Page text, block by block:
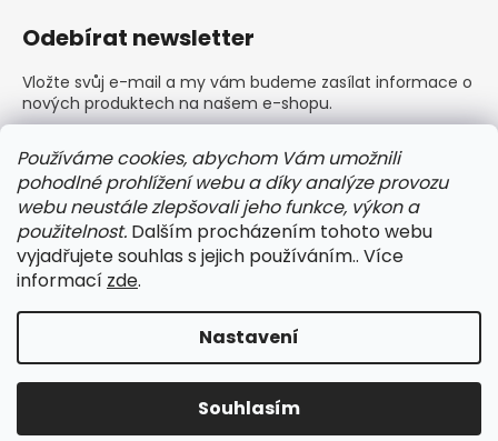
Používáme cookies, abychom Vám umožnili
pohodlné prohlížení webu a díky analýze provozu
webu neustále zlepšovali jeho funkce, výkon a
použitelnost. Dalším procházením tohoto webu
vyjadřujete souhlas s jejich používáním.. Více
informací zde.
Nastavení
Souhlasím
Odebírat newsletter
Vložte svůj e-mail a my vám budeme zasílat informace o
nových produktech na našem e-shopu.
Vložením e-mailu souhlasíte spodmínkami ochrany
osobních údajů
PŘIHLÁSIT SE
Copyright 2026BARLEY dámské a pánské prádlo.
Všechna práva vyhrazena.